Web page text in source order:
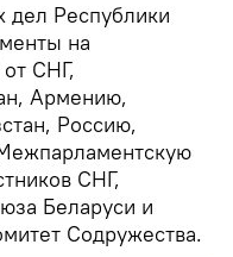
дел Республики
на
СНГ,
Армению,
Россию,
СНГ,
Беларуси и
Содружества.